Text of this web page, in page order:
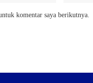
komentar saya berikutnya.